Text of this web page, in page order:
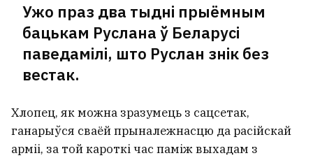
Ужо праз два тыдні прыёмным
бацькам Руслана ў Беларусі
паведамілі, што Руслан знік без
вестак.
Хлопец, як можна зразумець з сацсетак,
ганарыўся сваёй прыналежнасцю да расійскай
арміі, за той кароткі час паміж выхадам з
Расіяне масавана атакавалі Адэсу